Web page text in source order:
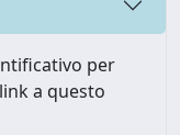
per
a questo